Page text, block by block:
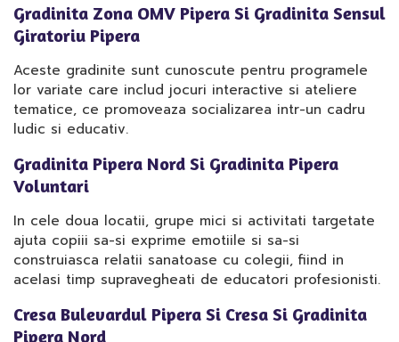
Gradinita Zona OMV Pipera Si Gradinita Sensul
Giratoriu Pipera
Aceste gradinite sunt cunoscute pentru programele
lor variate care includ jocuri interactive si ateliere
tematice, ce promoveaza socializarea intr-un cadru
ludic si educativ.
Gradinita Pipera Nord Si Gradinita Pipera
Voluntari
In cele doua locatii, grupe mici si activitati targetate
ajuta copiii sa-si exprime emotiile si sa-si
construiasca relatii sanatoase cu colegii, fiind in
acelasi timp supravegheati de educatori profesionisti.
Cresa Bulevardul Pipera Si Cresa Si Gradinita
Pipera Nord